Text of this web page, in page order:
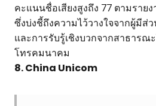
คะแนนชื่อเสียงสูงถึง 77 ตามราย
ซึ่งบ่งชี้ถึงความไว้วางใจจากผู้มีส่
และการรับรู้เชิงบวกจากสาธารณ
โทรคมนาคม
8. China Unicom